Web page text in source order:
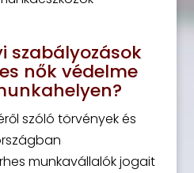
szabályozások
nők védelme
szóló törvények és
munkavállalók jogait